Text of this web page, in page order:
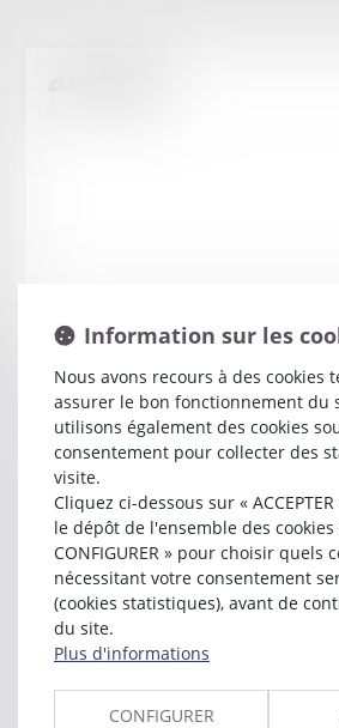
Celine
34 COURS JEAN JAURES
38000 GRENOBLE
Tél : 04 76 87 78 36
Retour
HonorairesMentions légales
Information sur les
Nous avons recours à des cookies
assurer le bon fonctionnement du
utilisons également des cookies
consentement pour collecter des
visite.
Cliquez ci-dessous sur «
le dépôt de l'ensemble des cookies
CONFIGURER » pour choisir quels
nécessitant votre consentement
(cookies statistiques), avant de
du site.
Plus d'informations
CONFIGURER